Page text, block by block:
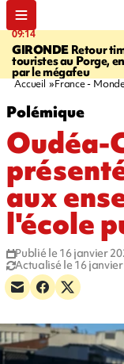
09:14
GIRONDE Retour
touristes au Porge,
par le mégafeu
Accueil France -
Polémique
Oudéa-
aux
l'école
Publié le 16 janvier
Actualisé le 16